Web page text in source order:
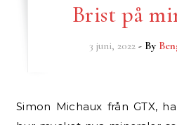
Brist på
3 juni, 2022 - By
Simon Michaux från GTX, har en ny video ute om